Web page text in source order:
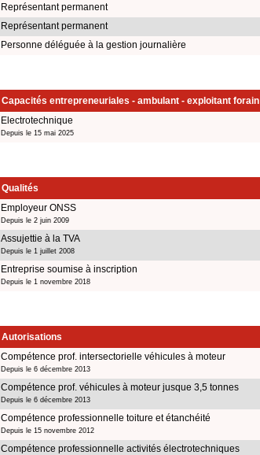
Représentant permanent
Représentant permanent
Personne déléguée à la gestion journalière
Capacités entrepreneuriales - ambulant - exploitant forain
Electrotechnique
Depuis le 15 mai 2025
Qualités
Employeur ONSS
Depuis le 2 juin 2009
Assujettie à la TVA
Depuis le 1 juillet 2008
Entreprise soumise à inscription
Depuis le 1 novembre 2018
Autorisations
Compétence prof. intersectorielle véhicules à moteur
Depuis le 6 décembre 2013
Compétence prof. véhicules à moteur jusque 3,5 tonnes
Depuis le 6 décembre 2013
Compétence professionnelle toiture et étanchéité
Depuis le 15 novembre 2012
Compétence professionnelle activités électrotechniques